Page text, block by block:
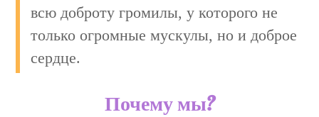
всю доброту громилы, у которого не
только огромные мускулы, но и доброе
сердце.
Почему мы?